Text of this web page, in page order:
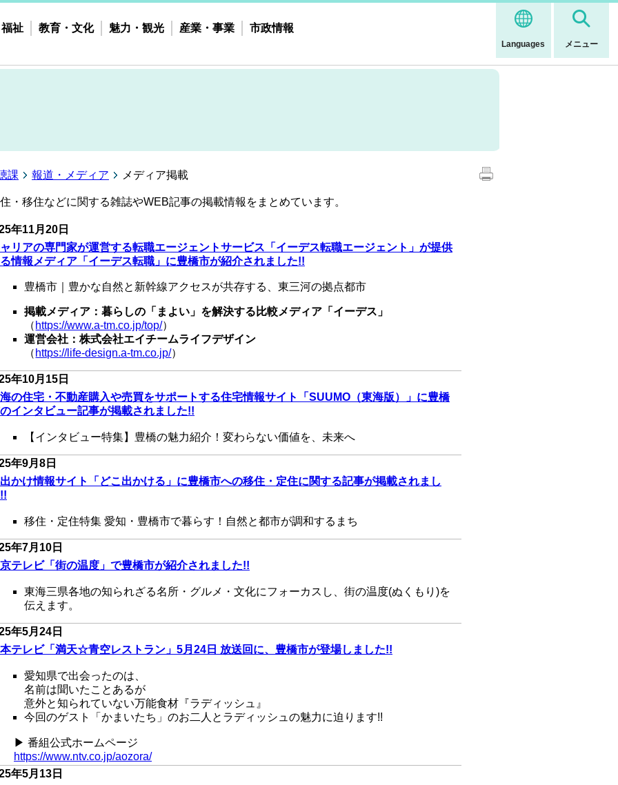
Languages メニュー
祉 教育・文化 魅力・観光 産業・事業 市政情報
課 報道・メディア メディア掲載
・移住などに関する雑誌やWEB記事の掲載情報をまとめています。
年11月20日
リアの専門家が運営する転職エージェントサービス「イーデス転職エージェント」が提供
情報メディア「イーデス転職」に豊橋市が紹介されました!!
豊橋市｜豊かな自然と新幹線アクセスが共存する、東三河の拠点都市
掲載メディア：暮らしの「まよい」を解決する比較メディア「イーデス」
（ https://www.a-tm.co.jp/top/）
運営会社：株式会社エイチームライフデザイン
（ https://life-design.a-tm.co.jp/）
年10月15日
の住宅・不動産購入や売買をサポートする住宅情報サイト「SUUMO（東海版）」に豊橋
インタビュー記事が掲載されました!!
【インタビュー特集】豊橋の魅力紹介！変わらない価値を、未来へ
年9月8日
かけ情報サイト「どこ出かける」に豊橋市への移住・定住に関する記事が掲載されまし
移住・定住特集 愛知・豊橋市で暮らす！自然と都市が調和するまち
年7月10日
テレビ「街の温度」で豊橋市が紹介されました!!
東海三県各地の知られざる名所・グルメ・文化にフォーカスし、街の温度(ぬくもり)を
伝えます。
年5月24日
本テレビ「満天☆青空レストラン」5月24日 放送回に、豊橋市が登場しました!!
愛知県で出会ったのは、
名前は聞いたことあるが
意外と知られていない万能食材『ラディッシュ』
今回のゲスト「かまいたち」のお二人とラディッシュの魅力に迫ります!!
▶ 番組公式ホームページ
https://www.ntv.co.jp/aozora/
年5月13日